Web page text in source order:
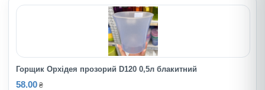
Горщик Орхідея прозорий D120 0,5л блакитний
58.00 ₴